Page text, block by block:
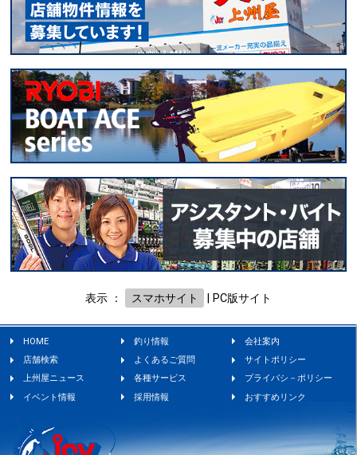
表示 ： スマホサイト PC版サイト
HOME 釣り情報
会社案内
店舗検索
よくあるご質問
サイトポリシー
上州屋ニュース
各種サービス
プライバシ－ポリシー
イベント情報
採用情報 おすすめリンク